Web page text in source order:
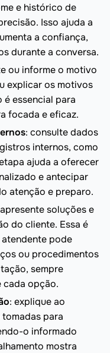
e histórico de
Isso ajuda a
a confiança,
durante a conversa.
ou informe o motivo
explicar os motivos
é essencial para
focada e eficaz.
: consulte dados
internos, como
ajuda a oferecer
e antecipar
atenção e preparo.
soluções e
do cliente. Essa é
pode
ou procedimentos
sempre
cada opção.
: explique ao
para
o informado
mostra